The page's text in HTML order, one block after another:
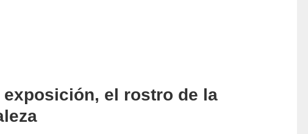
exposición, el rostro de la
cristobal-